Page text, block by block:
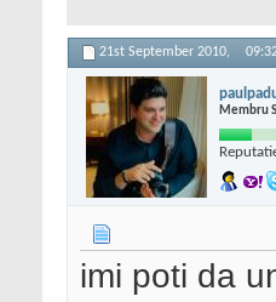
21st September 2010,
Membru
imi poti da